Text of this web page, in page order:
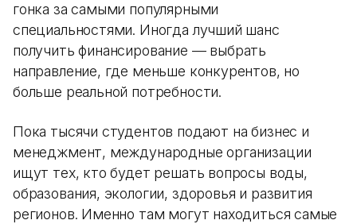
гонка за самыми популярными
специальностями. Иногда лучший шанс
получить финансирование — выбрать
направление, где меньше конкурентов, но
больше реальной потребности.
Пока тысячи студентов подают на бизнес и
менеджмент, международные организации
ищут тех, кто будет решать вопросы воды,
образования, экологии, здоровья и развития
регионов. Именно там могут находиться самые